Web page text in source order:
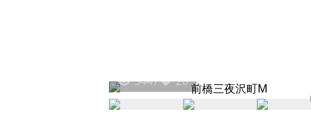
5447 20